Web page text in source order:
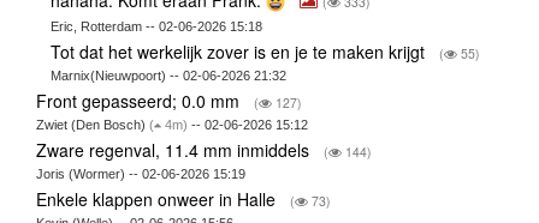
Eric, Rotterdam -- 02-06-2026 15:18
Tot dat het werkelijk zover is en je te maken krijgt ( 55)
Marnix(Nieuwpoort) -- 02-06-2026 21:32
Front gepasseerd; 0.0 mm ( 127)
Zwiet (Den Bosch) ( 4m) -- 02-06-2026 15:12
Zware regenval, 11.4 mm inmiddels ( 144)
Joris (Wormer) -- 02-06-2026 15:19
Enkele klappen onweer in Halle ( 73)